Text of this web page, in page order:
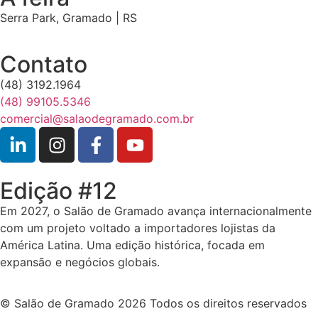
Serra Park, Gramado | RS
Contato
(48) 3192.1964
(48) 99105.5346
comercial@salaodegramado.com.br
Edição #12
Em 2027, o Salão de Gramado avança internacionalmente
com um projeto voltado a importadores lojistas da
América Latina. Uma edição histórica, focada em
expansão e negócios globais.
© Salão de Gramado 2026 Todos os direitos reservados